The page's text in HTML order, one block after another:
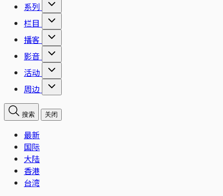
系列
栏目
播客
影音
活动
周边
搜索 关闭
最新
国际
大陆
香港
台湾